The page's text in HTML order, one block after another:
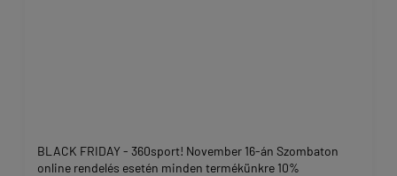
BLACK FRIDAY - 360sport! November 16-án Szombaton
online rendelés esetén minden termékünkre 10%